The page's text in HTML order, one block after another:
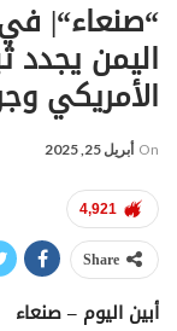
“صنعاء“|
اليمن يجدد
الأمريكي
On أبريل 25, 2025
4,921
Share
أبين اليوم – صنعاء